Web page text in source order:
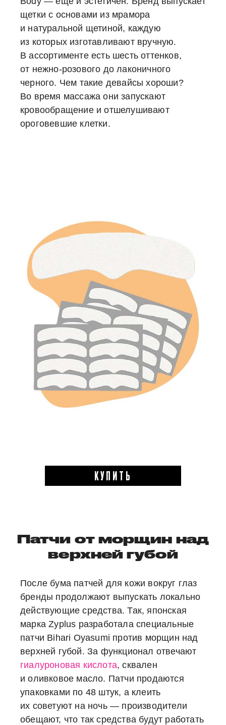
щетки с основами из мрамора
и натуральной щетиной, каждую
из которых изготавливают вручную.
В ассортименте есть шесть оттенков,
от нежно-розового до лаконичного
черного. Чем такие девайсы хороши?
Во время массажа они запускают
кровообращение и отшелушивают
ороговевшие клетки.
КУПИТЬ
Патчи от морщин над
верхней губой
После бума патчей для кожи вокруг глаз
бренды продолжают выпускать локально
действующие средства. Так, японская
марка Zyplus разработала специальные
патчи Bihari Oyasumi против морщин над
верхней губой. За функционал отвечают
гиалуроновая кислота, сквален
и оливковое масло. Патчи продаются
упаковками по 48 штук, а клеить
их советуют на ночь — производители
обещают, что так средства будут работать